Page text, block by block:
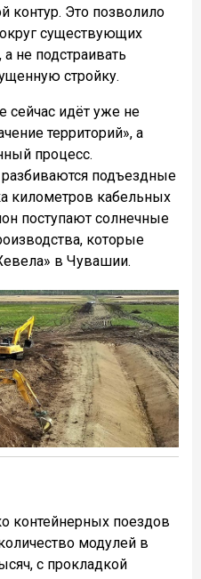
контур. Это позволило
существующих
не подстраивать
стройку.
сейчас идёт уже не
территорий», а
процесс.
подъездные
километров кабельных
поступают солнечные
которые
в Чувашии.
контейнерных поездов
модулей в
с прокладкой